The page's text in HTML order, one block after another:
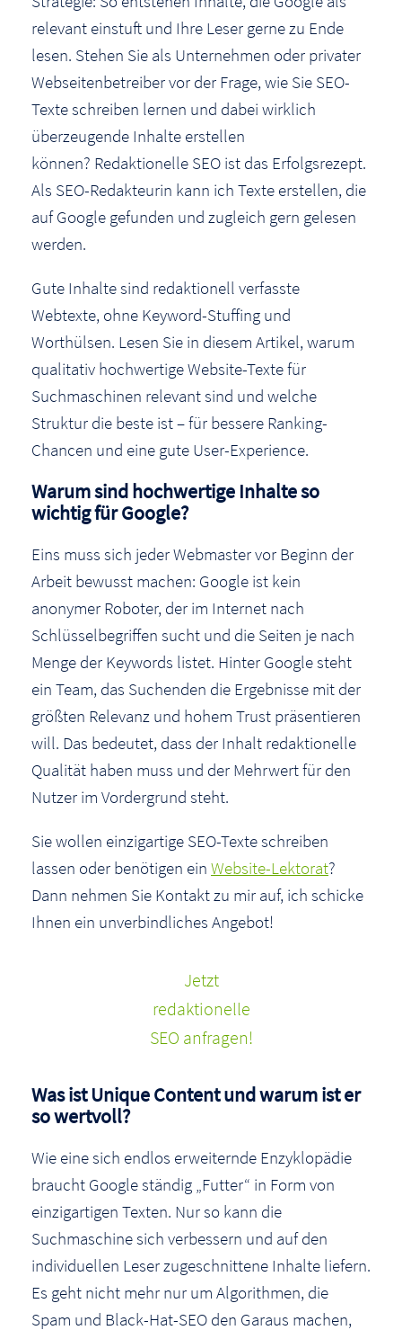
relevant einstuft und Ihre Leser gerne zu Ende
lesen. Stehen Sie als Unternehmen oder privater
Webseitenbetreiber vor der Frage, wie Sie SEO-
Texte schreiben lernen und dabei wirklich
überzeugende Inhalte erstellen
können? Redaktionelle SEO ist das Erfolgsrezept.
Als SEO-Redakteurin kann ich Texte erstellen, die
auf Google gefunden und zugleich gern gelesen
werden.
Gute Inhalte sind redaktionell verfasste
Webtexte, ohne Keyword-Stuffing und
Worthülsen. Lesen Sie in diesem Artikel, warum
qualitativ hochwertige Website-Texte für
Suchmaschinen relevant sind und welche
Struktur die beste ist – für bessere Ranking-
Chancen und eine gute User-Experience.
Warum sind hochwertige Inhalte so
wichtig für Google?
Eins muss sich jeder Webmaster vor Beginn der
Arbeit bewusst machen: Google ist kein
anonymer Roboter, der im Internet nach
Schlüsselbegriffen sucht und die Seiten je nach
Menge der Keywords listet. Hinter Google steht
ein Team, das Suchenden die Ergebnisse mit der
größten Relevanz und hohem Trust präsentieren
will. Das bedeutet, dass der Inhalt redaktionelle
Qualität haben muss und der Mehrwert für den
Nutzer im Vordergrund steht.
Sie wollen einzigartige SEO-Texte schreiben
lassen oder benötigen ein Website-Lektorat?
Dann nehmen Sie Kontakt zu mir auf, ich schicke
Ihnen ein unverbindliches Angebot!
Jetzt
redaktionelle
SEO anfragen!
Was ist Unique Content und warum ist er
so wertvoll?
Wie eine sich endlos erweiternde Enzyklopädie
braucht Google ständig „Futter“ in Form von
einzigartigen Texten. Nur so kann die
Suchmaschine sich verbessern und auf den
individuellen Leser zugeschnittene Inhalte liefern.
Es geht nicht mehr nur um Algorithmen, die
Spam und Black-Hat-SEO den Garaus machen,